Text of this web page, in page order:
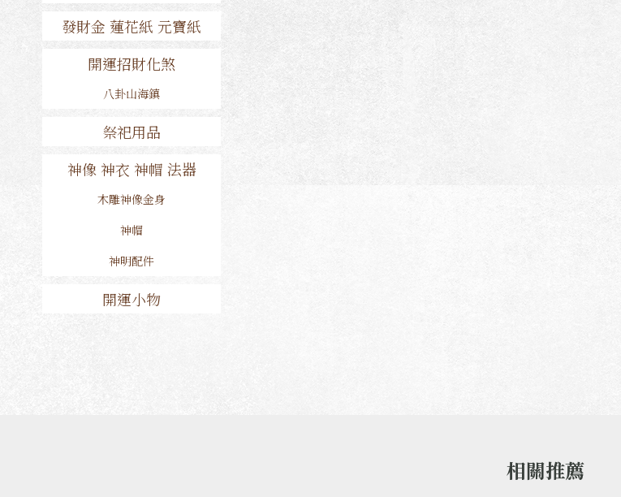
發財金 蓮花紙 元寶紙
開運招財化煞
八卦山海鎮
祭祀用品
神像 神衣 神帽 法器
木雕神像金身
神帽
神明配件
開運小物